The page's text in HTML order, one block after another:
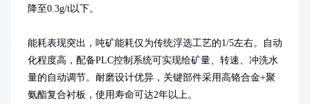
降至0.3g/t以下。
能耗表现突出，吨矿能耗仅为传统浮选工艺的1/5左右。自动
化程度高，配备PLC控制系统可实现给矿量、转速、冲洗水
量的自动调节。耐磨设计优异，关键部件采用高铬合金+聚
氨酯复合衬板，使用寿命可达2年以上。